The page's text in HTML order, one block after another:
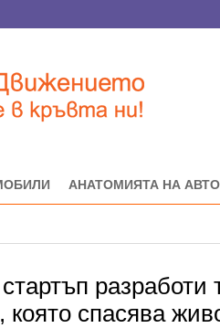
АНАТОМИЯТА НА
разработи
която спасява